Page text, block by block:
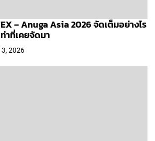
– Anuga Asia 2026 จัดเต็มอย่างไร
าที่เคยจัดมา
2026